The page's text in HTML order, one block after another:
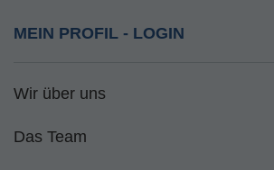
MEIN PROFIL - LOGIN
Wir über uns
Das Team